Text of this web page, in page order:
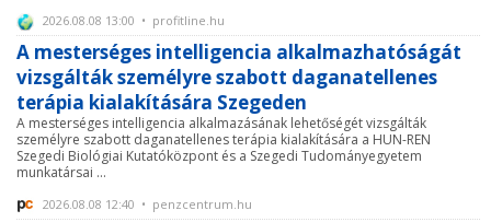
2026.08.08 13:00 • profitline.hu
A mesterséges intelligencia alkalmazhatóságát
vizsgálták személyre szabott daganatellenes
terápia kialakítására Szegeden
A mesterséges intelligencia alkalmazásának lehetőségét vizsgálták
személyre szabott daganatellenes terápia kialakítására a HUN-REN
Szegedi Biológiai Kutatóközpont és a Szegedi Tudományegyetem
munkatársai ...
2026.08.08 12:40 • penzcentrum.hu